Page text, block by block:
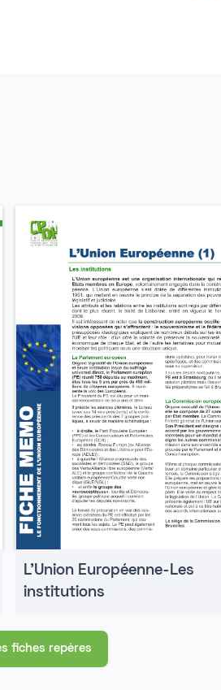
L'Union Européenne-Les
institutions
fiches repères